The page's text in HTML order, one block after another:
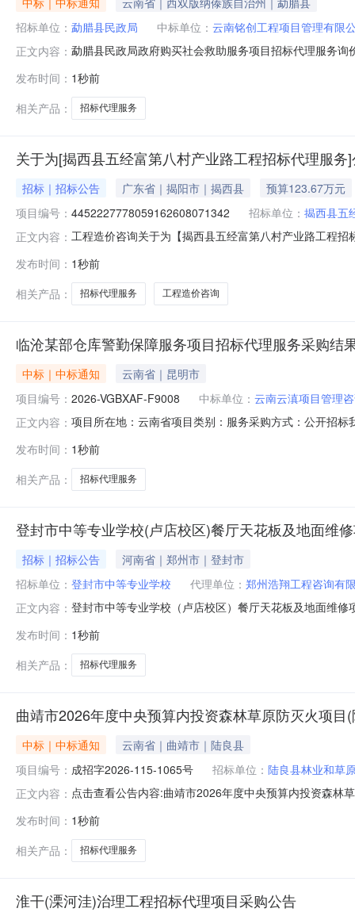
招标单位： 勐腊县民政局 中标单位： 云南铭创工程项目管理有限
正文内容： 勐腊县民政局政府购买社会救助服务项目招标代理服务
机构名称：云南铭创工程项目管理有限公司。2.中选服
招协〔2026〕11号）文件规定，下浮
发布时间： 1秒前
相关产品：
招标代理服务
关于为[揭西县五经富第八村产业路工程招标代理服
招标｜招标公告 广东省｜揭阳市｜揭西县
预算123.67万元
项目编号： 4452227778059162608071342 招标单位： 揭西县五
正文内容： 工程造价咨询关于为【揭西县五经富第八村产业路工程
服务事项无（属于非行政管理的中介服务项目采购）投
发布时间： 1秒前
相关产品：
招标代理服务 工程造价咨询
临沧某部仓库警勤保障服务项目招标代理服务采购结
中标｜中标通知
云南省｜昆明市
项目编号： 2026-VGBXAF-F9008 中标单位： 云南云滇项目管理
正文内容： 项目所在地：云南省项目类别：服务采购方式：公开招
果：采购包（1）：第一名：云南云滇项目管理咨询有限
三名：云南同德招
发布时间： 1秒前
相关产品：
招标代理服务
登封市中等专业学校(卢店校区)餐厅天花板及地面维
招标｜招标公告
河南省｜郑州市｜登封市
招标单位： 登封市中等专业学校 代理单位： 郑州浩翔工程咨询有
正文内容： 登封市中等专业学校（卢店校区）餐厅天花板及地面维
公告期限自本公告发布之日起1个工作日。四、其他补
发布时间： 1秒前
相关产品：
招标代理服务
曲靖市2026年度中央预算内投资森林草原防灭火项
中标｜中标通知
云南省｜曲靖市｜陆良县
项目编号： 成招字2026-115-1065号 招标单位： 陆良县林业和草
正文内容： 点击查看公告内容:曲靖市2026年度中央预算内投资森林
发布时间： 1秒前
相关产品：
招标代理服务
淮干(溧河洼)治理工程招标代理项目采购公告